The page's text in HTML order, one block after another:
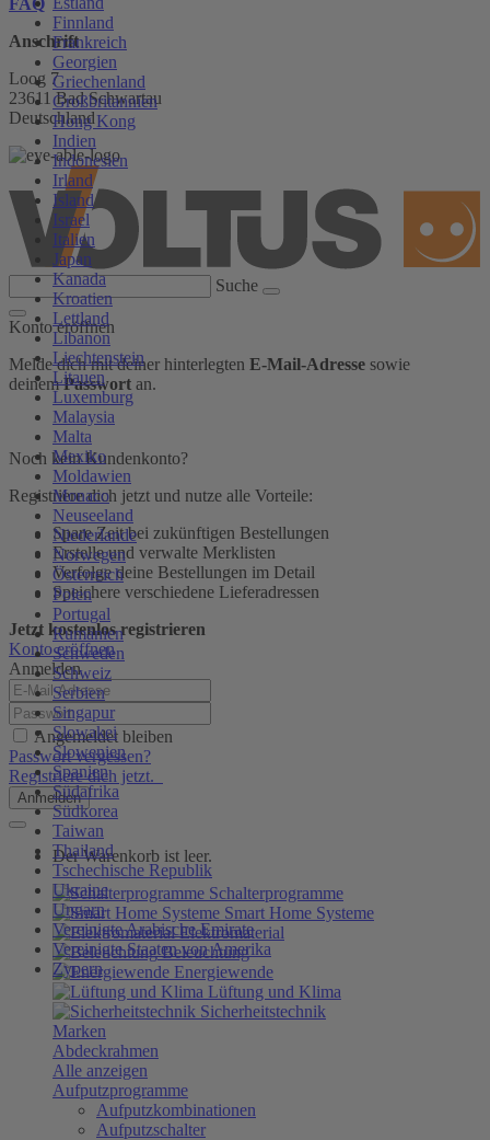
Finnland
Frankreich
Georgien
Griechenland
Großbritannien
Hong Kong
Indien
Indonesien
Irland
Island
Israel
Italien
Japan
Kanada
Kroatien
Lettland
Libanon
Liechtenstein
Litauen
Luxemburg
Malaysia
Malta
Mexiko
Moldawien
Monaco
Neuseeland
Niederlande
Norwegen
Österreich
Polen
Portugal
Rumänien
Schweden
Schweiz
Serbien
Singapur
Slowakei
Slowenien
Spanien
Südafrika
Südkorea
Taiwan
Thailand
Tschechische Republik
Ukraine
Ungarn
Vereinigte Arabische Emirate
Vereinigte Staaten von Amerika
Zypern
FAQ
Anschrift
Loog 7
23611 Bad Schwartau
Deutschland
Suche
Konto eröffnen
Melde dich mit deiner hinterlegten E-Mail-Adresse sowie
deinemPasswort an.
Noch kein Kundenkonto?
Registriere dich jetzt und nutze alle Vorteile:
Spare Zeit bei zukünftigen Bestellungen
Erstelle und verwalte Merklisten
Verfolge deine Bestellungen im Detail
Speichere verschiedene Lieferadressen
Jetzt kostenlos registrieren
Konto eröffnen
Anmelden
Angemeldet bleiben
Passwort vergessen?
Registriere dich jetzt.
Anmelden
Der Warenkorb ist leer.
Schalterprogramme
Smart Home Systeme
Elektromaterial
Beleuchtung
Energiewende
Lüftung und Klima
Sicherheitstechnik
Marken
Abdeckrahmen
Alle anzeigen
Aufputzprogramme
Aufputzkombinationen
Aufputzschalter